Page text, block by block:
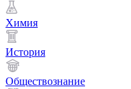
Химия
История
Обществознание